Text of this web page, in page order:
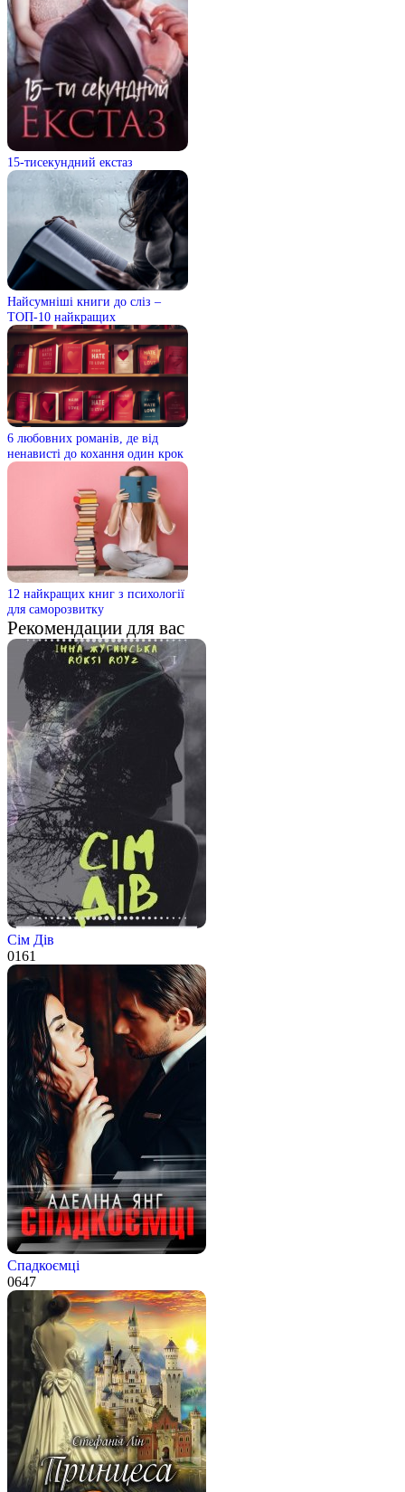
15-тисекундний екстаз
Найсумніші книги до сліз –
ТОП-10 найкращих
6 любовних романів, де від
ненависті до кохання один крок
12 найкращих книг з психології
для саморозвитку
Рекомендации для вас
Сім Дів
0161
Спадкоємці
0647